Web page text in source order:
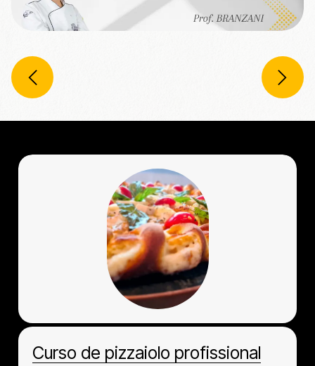
Previous Next
Curso de pizzaiolo profissional